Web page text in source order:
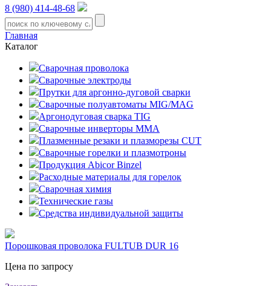
8 (980) 414-48-68
Главная
Каталог
Сварочная проволока
Сварочные электроды
Прутки для аргонно-дуговой сварки
Сварочные полуавтоматы MIG/MAG
Аргонодуговая сварка TIG
Сварочные инверторы MMA
Плазменные резаки и плазморезы CUT
Сварочные горелки и плазмотроны
Продукция Abicor Binzel
Расходные материалы для горелок
Сварочная химия
Технические газы
Средства индивидуальной защиты
Порошковая проволока FULTUB DUR 16
Цена по запросу